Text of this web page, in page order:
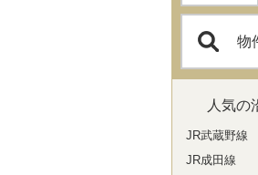
物
人気の
JR武蔵野線
JR成田線